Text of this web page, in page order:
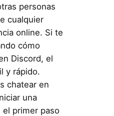
personas
cualquier
online. Si te
cómo
Discord, el
y rápido.
chatear en
una
el primer paso